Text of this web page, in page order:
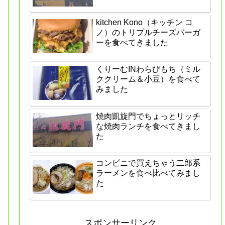
kitchen Kono（キッチン コ
ノ）のトリプルチーズバーガ
ーを食べてきました
くりーむINわらびもち（ミル
ククリーム＆小豆）を食べて
みました
焼肉凱旋門でちょっとリッチ
な焼肉ランチを食べてきまし
た
コンビニで買えちゃう二郎系
ラーメンを食べ比べてみまし
た
スポンサーリンク